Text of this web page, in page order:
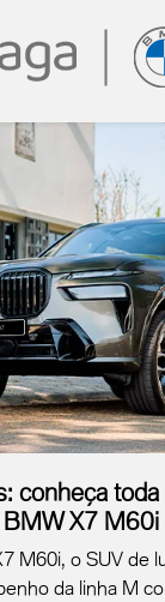
conheça toda
X7 M60i
M60i, o SUV de
da linha M